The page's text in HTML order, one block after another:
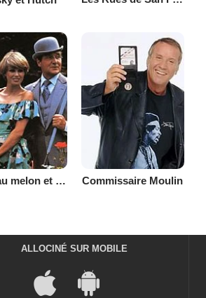
Chapeau melon et bottes de cuir (1976) Commissaire Moulin
ALLOCINÉ SUR MOBILE